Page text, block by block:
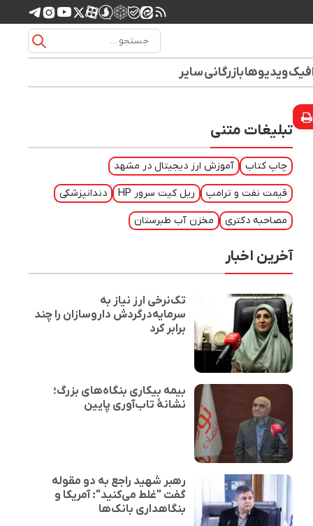
ویدیوهابازرگانیسایر
تبلیغات متنی
چاپ کتاب آموزش ارز دیجیتال در مشهد
قیمت نفت و ترامپ ریل کیت سرور HP دندانپزشکی
مصاحبه دکتری مخزن آب طبرستان
آخرین اخبار
تک‌نرخی ارز نیاز به
سرمایه‌درگردش داروسازان را چند
برابر کرد
بیمه بیکاری بنگاه‌های بزرگ؛
نشانهٔ تاب‌آوری پایین
رهبر شهید راجع به دو مقوله
گفت "غلط می‌کنید": آمریکا و
بنگاهداری بانک‌ها